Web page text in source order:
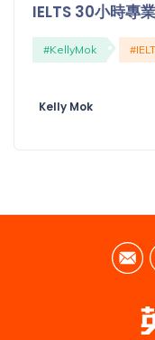
IELTS 30小時專
#KellyMok
Kelly Mok